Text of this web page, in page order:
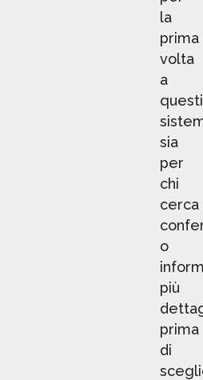
la
prima
volta
a
questi
sia
per
chi
cerca
o
più
prima
di